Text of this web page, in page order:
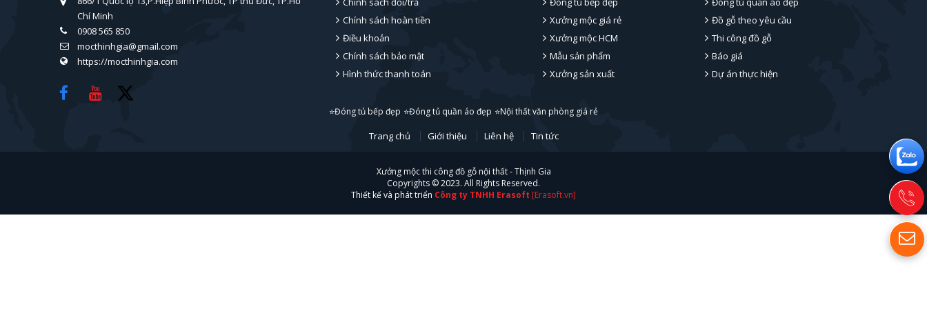
Chí Minh
0908 565 850
mocthinhgia@gmail.com
https://mocthinhgia.com
Chính sách hoàn tiền
Điều khoản
Chính sách bảo mật
Hình thức thanh toán
Xưởng mộc giá rẻ
Đồ gỗ theo yêu cầu
Xưởng mộc HCM
Thi công đồ gỗ
Mẫu sản phẩm
Báo giá
Xưởng sản xuất
Dự án thực hiện
⭐Đóng tủ bếp đẹp ⭐Đóng tủ quần áo đẹp ⭐Nội thất văn phòng giá rẻ
Trang chủ Giới thiệu Liên hệ Tin tức
Xưởng mộc thi công đồ gỗ nội thất - Thịnh Gia
Copyrights © 2023. All Rights Reserved.
Thiết kế và phát triển Công ty TNHH Erasoft [Erasoft.vn]